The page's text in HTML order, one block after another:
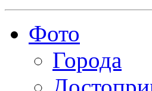
Фото
Города